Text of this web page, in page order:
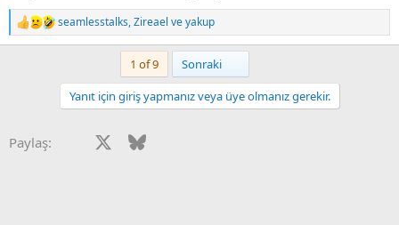
T
e
:
seamlesstalks,Zireael veyakup
1 of 9 Sonraki
Yanıt için giriş yapmanız veya üye olmanız gerekir.
Paylaş: Facebook Bluesky